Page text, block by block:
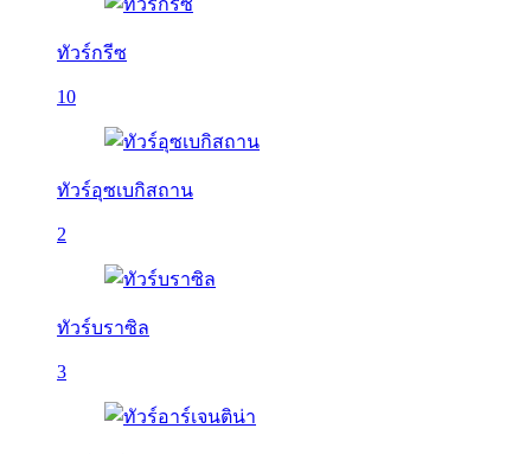
ทัวร์กรีซ
10
ทัวร์อุซเบกิสถาน
2
ทัวร์บราซิล
3